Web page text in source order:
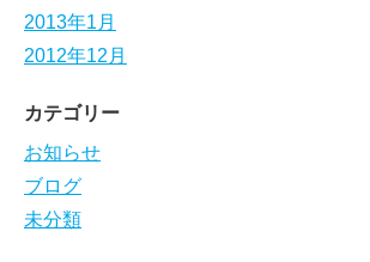
2013年1月
2012年12月
カテゴリー
お知らせ
ブログ
未分類